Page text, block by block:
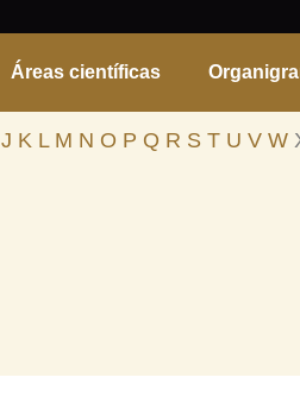
Áreas científicas
J K L M N O P Q R S T U V W